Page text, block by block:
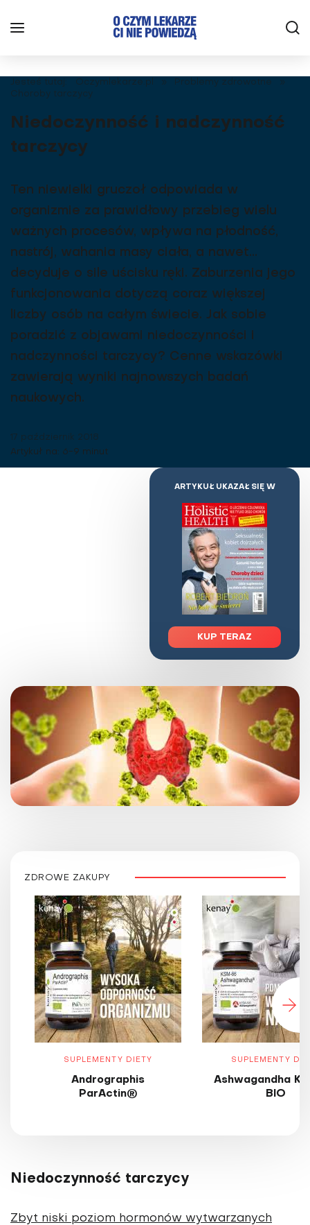
Jesteś tutaj: Oczymlekarze.pl » Problemy zdrowotne
»
Choroby tarczycy
Niedoczynność i nadczynność
tarczycy
Ten niewielki gruczoł odpowiada w
organizmie za prawidłowy przebieg wielu
ważnych procesów, wpływa na płodność,
nastrój, wahania masy ciała, a nawet...
decyduje o sile uścisku ręki. Zaburzenia jego
funkcjonowania dotyczą coraz większej
liczby osób na całym świecie. Jak sobie
poradzić z objawami niedoczynności i
nadczynności tarczycy? Cenne wskazówki
zawierają wyniki najnowszych badań
naukowych.
17 październik 2018
Artykuł na: 6-9 minut
ARTYKUŁ UKAZAŁ SIĘ W
KUP TERAZ
ZDROWE ZAKUPY
SUPLEMENTY DIETY
Andrographis
ParActin®
SUPLEMENTY
Ashwagandha
BIO
Niedoczynność tarczycy
Zbyt niski poziom hormonów wytwarzanych